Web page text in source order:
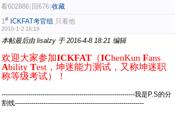
看602886 回676 收藏
1# ICKFAT考官组 只看他
2010-1-2 16:19
本帖最后由 lisalzy 于 2016-4-8 18:21 编辑
欢迎大家参加ICKFAT （IChenKun Fans
Ability Test，坤迷能力测试，又称坤迷职
称等级考试）！
-----------------------------------------------------------------我是P.S的分
割线---------------------------------------------------------------